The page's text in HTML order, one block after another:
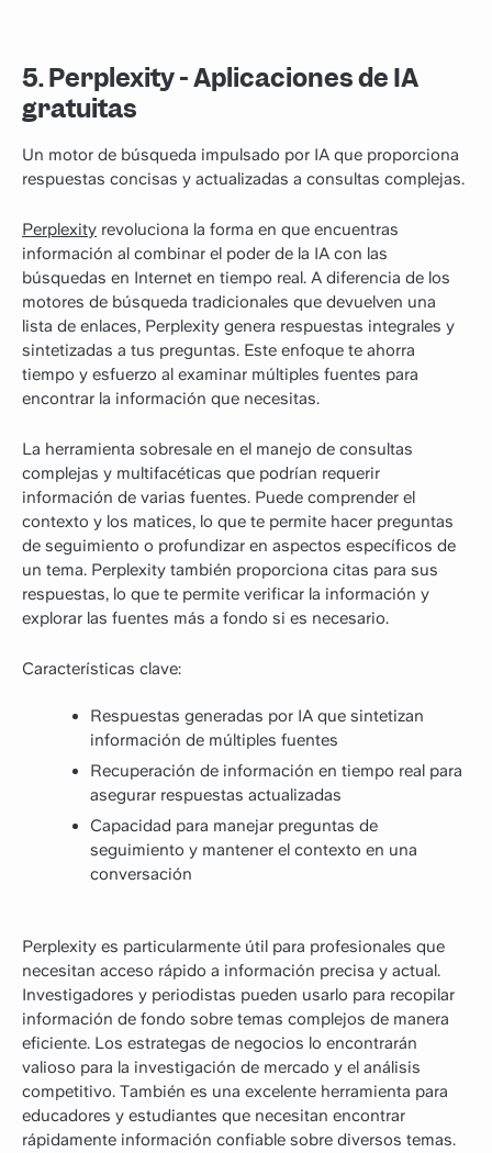
5. Perplexity - Aplicaciones de IA
gratuitas
Un motor de búsqueda impulsado por IA que proporciona
respuestas concisas y actualizadas a consultas complejas.
Perplexity revoluciona la forma en que encuentras
información al combinar el poder de la IA con las
búsquedas en Internet en tiempo real. A diferencia de los
motores de búsqueda tradicionales que devuelven una
lista de enlaces, Perplexity genera respuestas integrales y
sintetizadas a tus preguntas. Este enfoque te ahorra
tiempo y esfuerzo al examinar múltiples fuentes para
encontrar la información que necesitas.
La herramienta sobresale en el manejo de consultas
complejas y multifacéticas que podrían requerir
información de varias fuentes. Puede comprender el
contexto y los matices, lo que te permite hacer preguntas
de seguimiento o profundizar en aspectos específicos de
un tema. Perplexity también proporciona citas para sus
respuestas, lo que te permite verificar la información y
explorar las fuentes más a fondo si es necesario.
Características clave:
Respuestas generadas por IA que sintetizan
información de múltiples fuentes
Recuperación de información en tiempo real para
asegurar respuestas actualizadas
Capacidad para manejar preguntas de
seguimiento y mantener el contexto en una
conversación
Perplexity es particularmente útil para profesionales que
necesitan acceso rápido a información precisa y actual.
Investigadores y periodistas pueden usarlo para recopilar
información de fondo sobre temas complejos de manera
eficiente. Los estrategas de negocios lo encontrarán
valioso para la investigación de mercado y el análisis
competitivo. También es una excelente herramienta para
educadores y estudiantes que necesitan encontrar
rápidamente información confiable sobre diversos temas.